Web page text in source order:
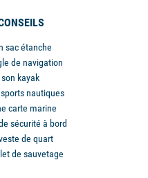
sac étanche
de navigation
kayak
nautiques
carte marine
sécurité à bord
de quart
de sauvetage